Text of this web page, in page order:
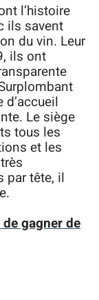
l’histoire
ils savent
du vin. Leur
ils ont
Le siège
tous les
et les
par tête, il
gagner de